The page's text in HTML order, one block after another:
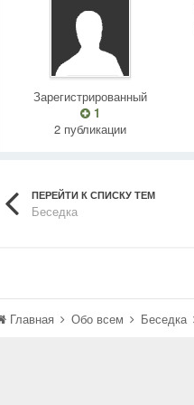
Зарегистрированный
1
2 публикации
ПЕРЕЙТИ К СПИСКУ ТЕМ
Беседка
Главная Обо всем Беседка